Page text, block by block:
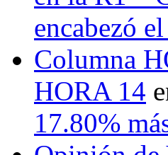
encabezó
Columna
HORA 14
17.80%